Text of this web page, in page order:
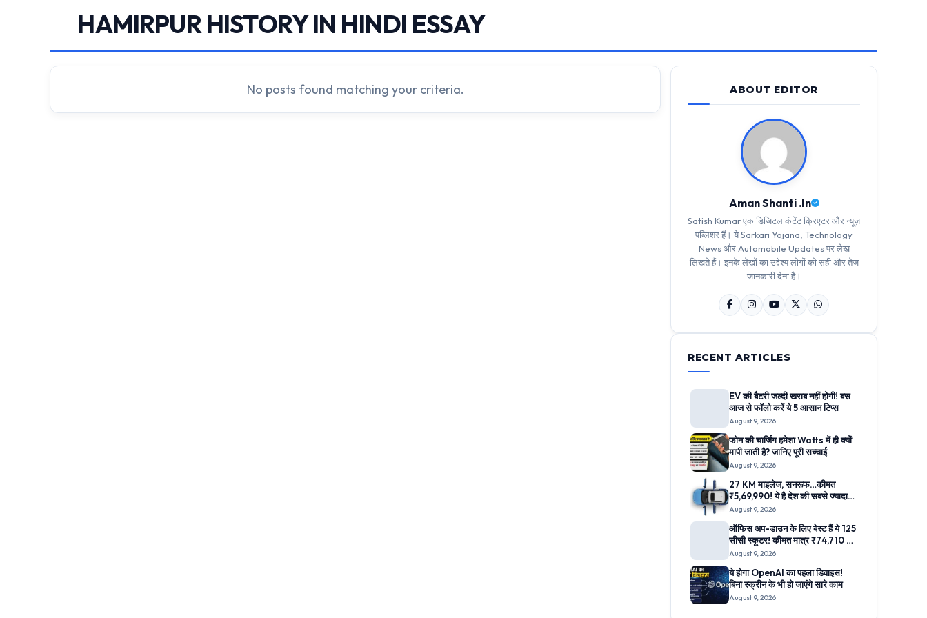
HAMIRPUR HISTORY IN HINDI ESSAY
No posts found matching your criteria. ABOUT EDITOR
Aman Shanti .In
Satish Kumar एक डिजिटल कंटेंट क्रिएटर और न्यूज़
पब्लिशर हैं। ये Sarkari Yojana, Technology
News और Automobile Updates पर लेख
लिखते हैं। इनके लेखों का उद्देश्य लोगों को सही और तेज
जानकारी देना है।
RECENT ARTICLES
EV की बैटरी जल्दी खराब नहीं होगी! बस
आज से फॉलो करें ये 5 आसान टिप्स
August 9, 2026
फोन की चार्जिंग हमेशा Watts में ही क्यों
मापी जाती है? जानिए पूरी सच्चाई
August 9, 2026
27 KM माइलेज, सनरूफ…कीमत
₹5,69,990! ये है देश की सबसे ज्यादा
बिकने वाली SUV; दनादन खरीद रहा
August 9, 2026
ऑफिस अप-डाउन के लिए बेस्ट हैं ये 125
सीसी स्कूटर! कीमत मात्र ₹74,710 से
शुरू
August 9, 2026
ये होगा OpenAI का पहला डिवाइस!
बिना स्क्रीन के भी हो जाएंगे सारे काम
August 9, 2026